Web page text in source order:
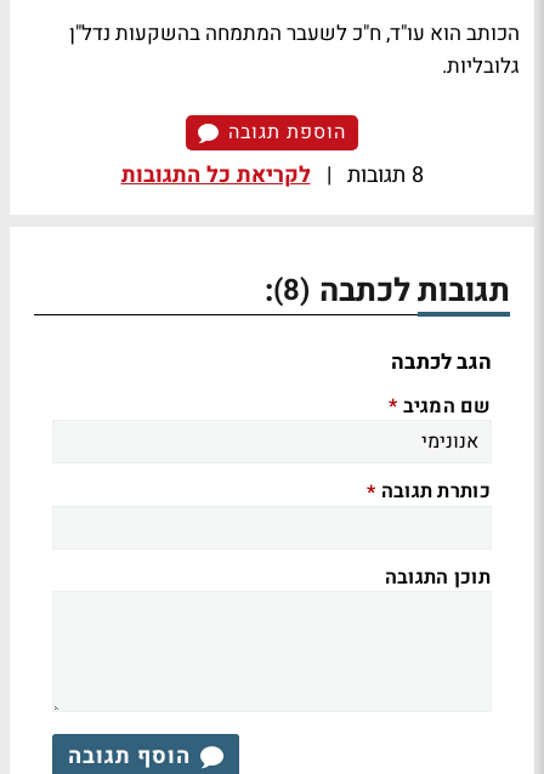
הכותב הוא עו"ד, ח"כ לשעבר המתמחה בהשקעות נדל"ן
גלובליות.
הוספת תגובה
8 תגובות | לקריאת כל התגובות
תגובות לכתבה (8)
:
הגב לכתבה
שם המגיב *
כותרת תגובה *
תוכן התגובה
הוסף תגובה